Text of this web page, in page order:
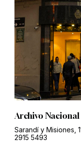
Archivo
Sarandí y Misiones,
2915 5493